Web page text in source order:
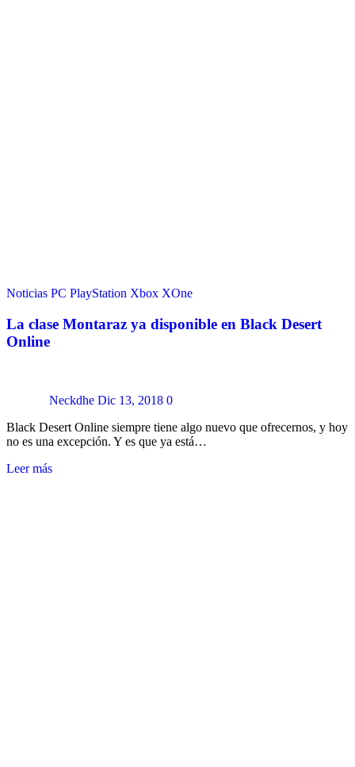
Noticias PC PlayStation Xbox XOne
La clase Montaraz ya disponible en Black Desert
Online
Neckdhe Dic 13, 2018 0
Black Desert Online siempre tiene algo nuevo que ofrecernos, y hoy
no es una excepción. Y es que ya está…
Leer más